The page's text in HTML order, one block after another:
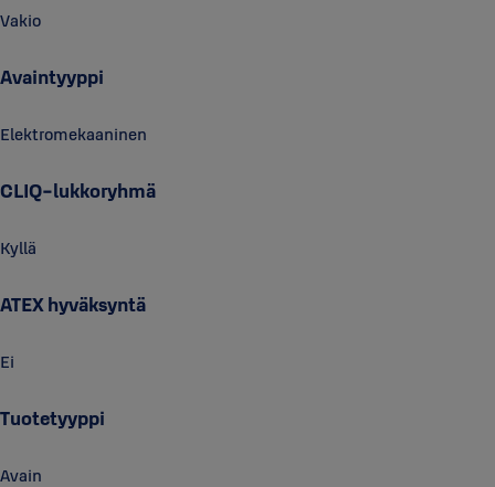
Vakio
Avaintyyppi
Elektromekaaninen
CLIQ-lukkoryhmä
Kyllä
ATEX hyväksyntä
Ei
Tuotetyyppi
Avain